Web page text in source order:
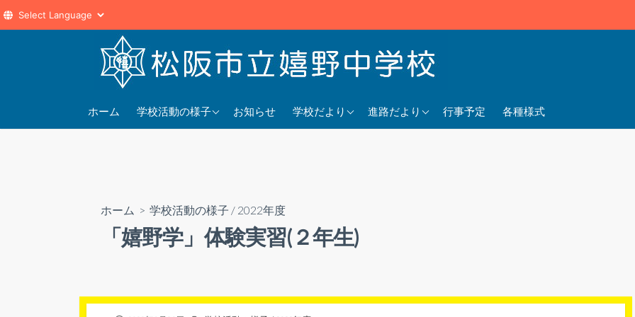
へ
ホーム 学校活動の様子
2025年度
お知らせ 学校だより
2025年度
進路だより
2025年度
行事予定 各種様式
ホーム > 学校活動の様子 / 2022年度
「嬉野学」体験実習(２年生)